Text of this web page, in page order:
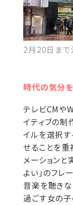
2月20日まで
時代の気分
テレビCMや
イティブの制
イルを選択す
せることを重
メーションと
よい」のフレ
音楽を聴き
過ごす女の子